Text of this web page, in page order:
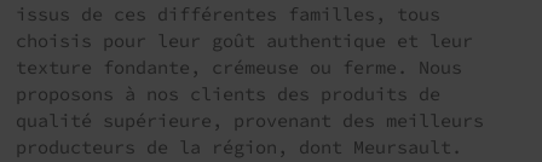
issus de ces différentes familles, tous
choisis pour leur goût authentique et leur
texture fondante, crémeuse ou ferme. Nous
proposons à nos clients des produits de
qualité supérieure, provenant des meilleurs
producteurs de la région, dont Meursault.